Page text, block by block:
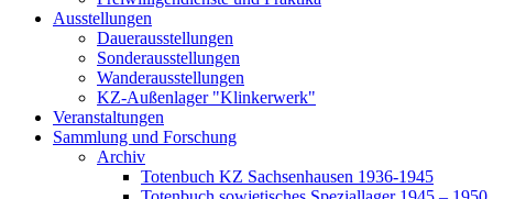
Ausstellungen
Dauerausstellungen
Sonderausstellungen
Wanderausstellungen
KZ-Außenlager "Klinkerwerk"
Veranstaltungen
Sammlung und Forschung
Archiv
Totenbuch KZ Sachsenhausen 1936-1945